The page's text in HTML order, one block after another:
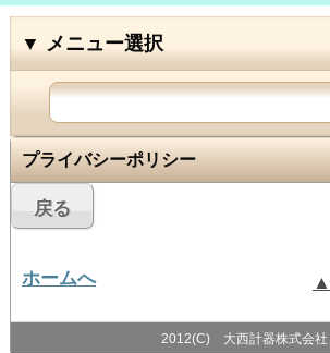
大西計器株式会社
プライバシーポリシー
ホームへ ▲
2012(C) 大西計器株式会社